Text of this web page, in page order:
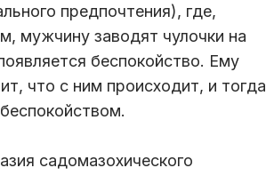
предпочтения), где,
мужчину заводят чулочки на
беспокойство. Ему
что с ним происходит, и тогда
садомазохического